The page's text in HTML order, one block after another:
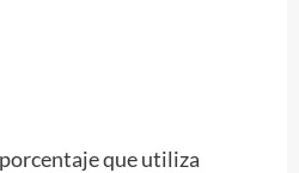
que utiliza